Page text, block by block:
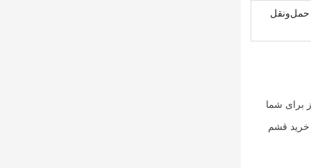
حمل‌ونقل
برای شما
خرید قشم